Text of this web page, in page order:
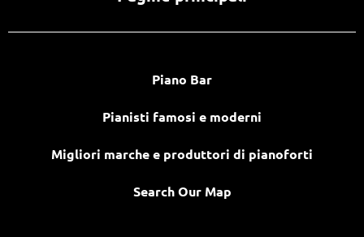
Piano Bar
Pianisti famosi e moderni
Migliori marche e produttori di pianoforti
Search Our Map